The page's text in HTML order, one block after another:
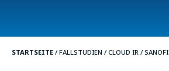
STARTSEITE / FALLSTUDIEN / CLOUD IR / SANOFI